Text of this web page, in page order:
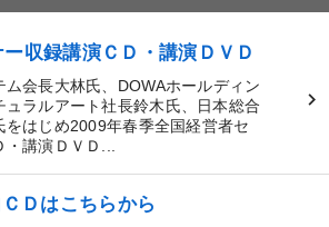
収録講演ＣＤ・講演ＤＶＤ
ム会長大林氏、DOWAホールディン
ュラルアート社長鈴木氏、日本総合
はじめ2009年春季全国経営者セ
講演ＤＶＤ...
Ｄはこちらから